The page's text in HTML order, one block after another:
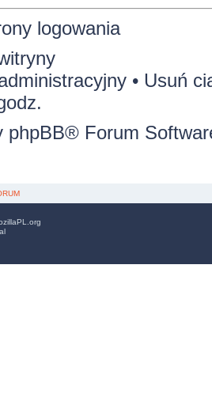
logowania
• Usuń
phpBB® Forum